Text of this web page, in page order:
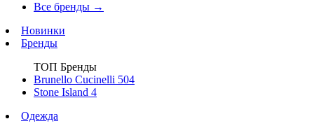
Все бренды →
Новинки
Бренды
ТОП Бренды
Brunello Cucinelli 504
Stone Island 4
Одежда